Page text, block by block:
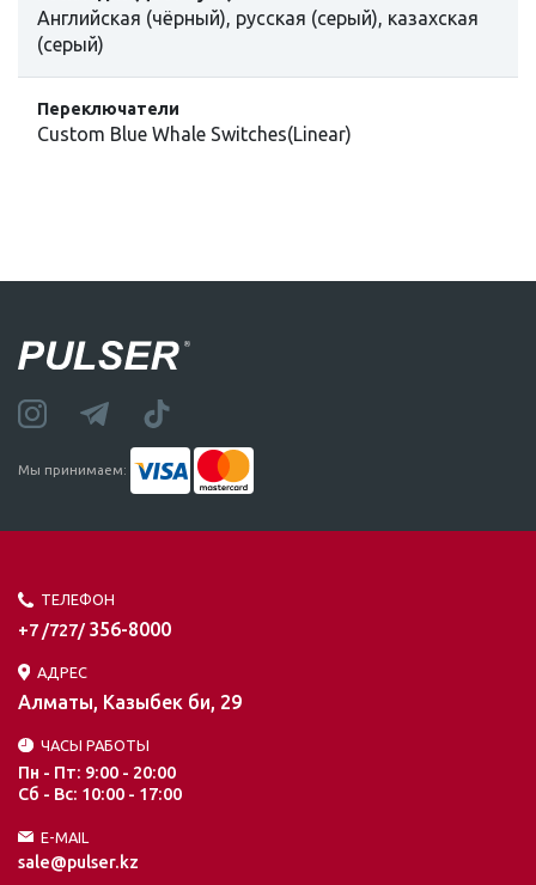
Английская (чёрный), русская (серый), казахская
(серый)
Переключатели
Custom Blue Whale Switches(Linear)
Мы принимаем:
ТЕЛЕФОН
+7 /727/ 356-8000
АДРЕС
Алматы, Казыбек би, 29
ЧАСЫ РАБОТЫ
Пн - Пт: 9:00 - 20:00
Сб - Вс: 10:00 - 17:00
E-MAIL
sale@pulser.kz